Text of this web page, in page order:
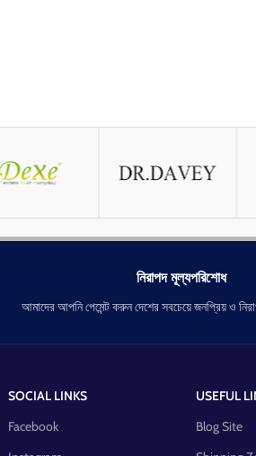
নিরাপদ মূল্যপরিশোধ
আমাদের আপনি পেমেন্ট করুন দেশের সবচেয়ে জনপ্রিয় ও
SOCIAL LINKS
Facebook
USEFUL
Blog Site